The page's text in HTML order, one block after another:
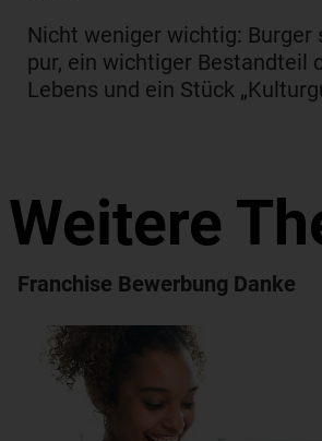
Nicht weniger wichtig: Burger
pur, ein wichtiger Bestandteil
Lebens und ein Stück
Weitere
Franchise Bewerbung Danke